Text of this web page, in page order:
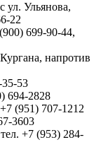
ул. Ульянова,
22
699-90-44,
напротив
35-53
694-2828
(951) 707-1212
3603
+7 (953) 284-